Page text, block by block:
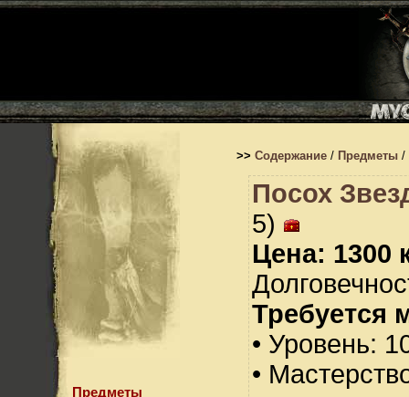
Предметы
>> Содержание / Предметы /
Посох
5)
Цена: 1300
Требуется
• Уровень:
•